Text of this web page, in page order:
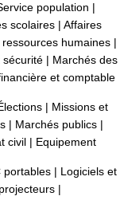
population
scolaires
Affaires
humaines
sécurité
Marchés des
et comptable
Missions et
Marchés publics
civil Equipement
portables
Logiciels et